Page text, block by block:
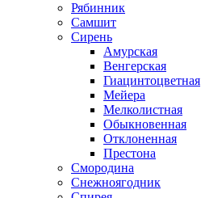
Рябинник
Самшит
Сирень
Амурская
Венгерская
Гиацинтоцветная
Мейера
Мелколистная
Обыкновенная
Отклоненная
Престона
Смородина
Снежноягодник